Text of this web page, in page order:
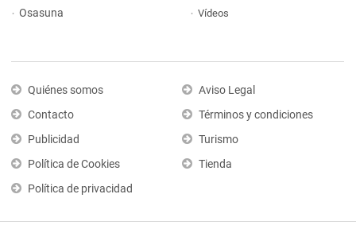
Osasuna
Vídeos
Quiénes somos
Contacto
Publicidad
Política de Cookies
Política de privacidad
Aviso Legal
Términos y condiciones
Turismo
Tienda